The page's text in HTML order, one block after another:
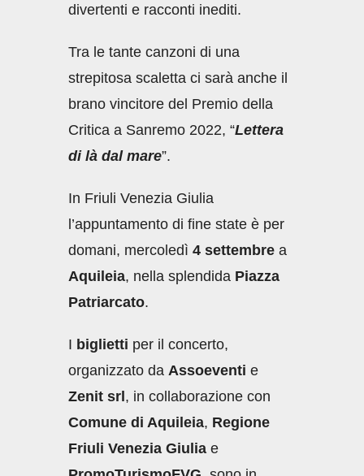
divertenti e racconti inediti.
Tra le tante canzoni di una
strepitosa scaletta ci sarà anche il
brano vincitore del Premio della
Critica a Sanremo 2022, “Lettera
di là dal mare”.
In Friuli Venezia Giulia
l’appuntamento di fine state è per
domani, mercoledì 4 settembre a
Aquileia, nella splendida Piazza
Patriarcato.
I biglietti per il concerto,
organizzato da Assoeventi e
Zenit srl, in collaborazione con
Comune di Aquileia, Regione
Friuli Venezia Giulia e